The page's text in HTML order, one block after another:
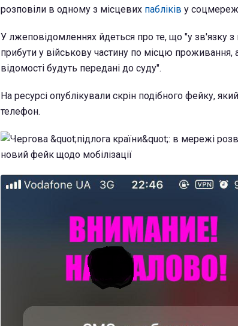
розповіли в одному з місцевих пабліків у
У лжеповідомленнях йдеться про те, що "у зв'язку з
прибути у військову частину по місцю проживання,
відомості будуть передані до суду".
На ресурсі опублікували скрін подібного фейку,
телефон.